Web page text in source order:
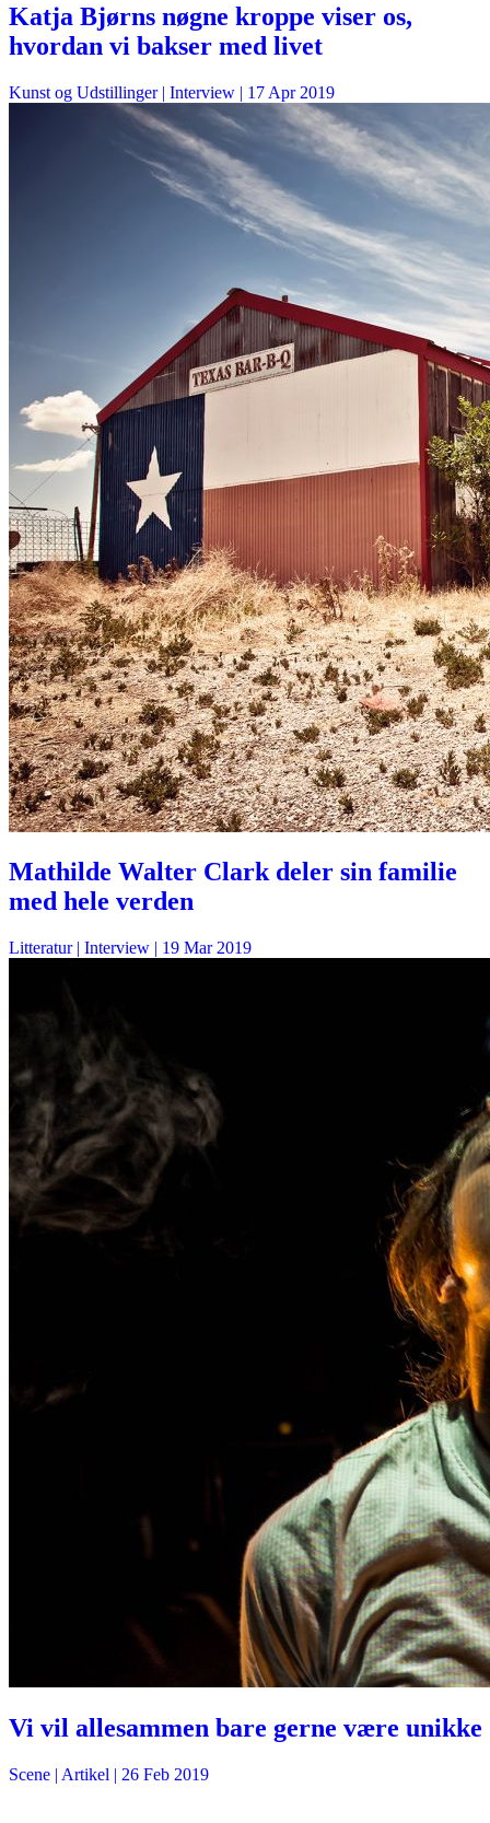
Katja Bjørns nøgne kroppe viser os,
hvordan vi bakser med livet
Kunst og Udstillinger| Interview | 17 Apr 2019
Mathilde Walter Clark deler sin familie
med hele verden
Litteratur| Interview | 19 Mar 2019
Vi vil allesammen bare gerne være unikke
Scene | Artikel | 26 Feb 2019